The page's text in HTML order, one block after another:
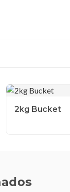
2kg Bucket